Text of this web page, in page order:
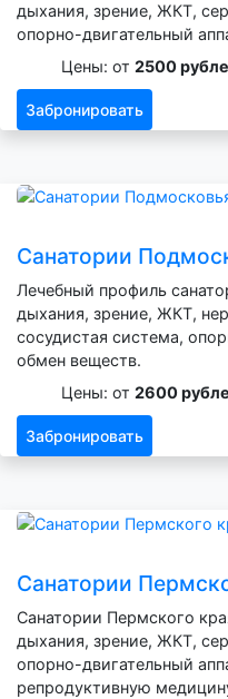
дыхания, зрение, ЖКТ,
опорно-двигательный
Цены: от 2500
Забронировать
Санатории
Лечебный профиль
дыхания, зрение, ЖКТ,
сосудистая система,
обмен веществ.
Цены: от 2600
Забронировать
Санатории
Санатории Пермского
дыхания, зрение, ЖКТ,
опорно-двигательный
репродуктивную